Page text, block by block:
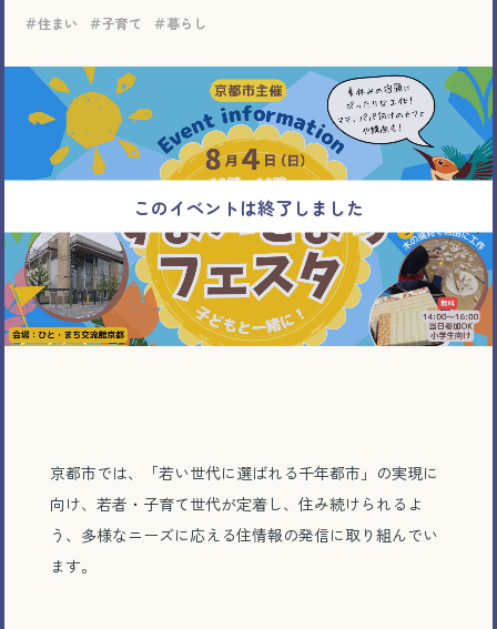
住まい 子育て 暮らし
京都市では、「若い世代に選ばれる千年都市」の実現に
向け、若者・子育て世代が定着し、住み続けられるよ
う、多様なニーズに応える住情報の発信に取り組んでい
ます。